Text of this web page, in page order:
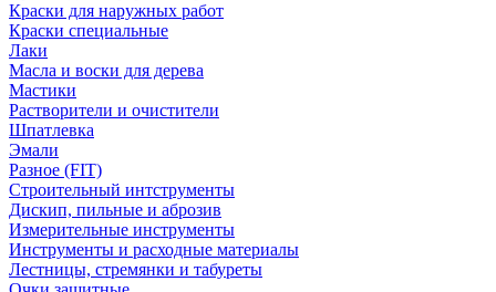
Краски для наружных работ
Краски специальные
Лаки
Масла и воски для дерева
Мастики
Растворители и очистители
Шпатлевка
Эмали
Разное (FIT)
Строительный интструменты
Дискип, пильные и аброзив
Измерительные инструменты
Инструменты и расходные материалы
Лестницы, стремянки и табуреты